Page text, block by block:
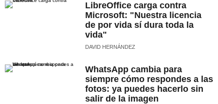
LibreOffice carga contra
Microsoft: "Nuestra licencia
de por vida sí dura toda la
vida"
DAVID HERNÁNDEZ
WhatsApp cambia para
siempre cómo respondes a las
fotos: ya puedes hacerlo sin
salir de la imagen